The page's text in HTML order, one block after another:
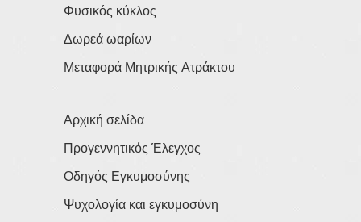
Φυσικός κύκλος
Δωρεά ωαρίων
Μεταφορά Μητρικής Ατράκτου
Αρχική σελίδα
Προγεννητικός Έλεγχος
Οδηγός Εγκυμοσύνης
Ψυχολογία και εγκυμοσύνη